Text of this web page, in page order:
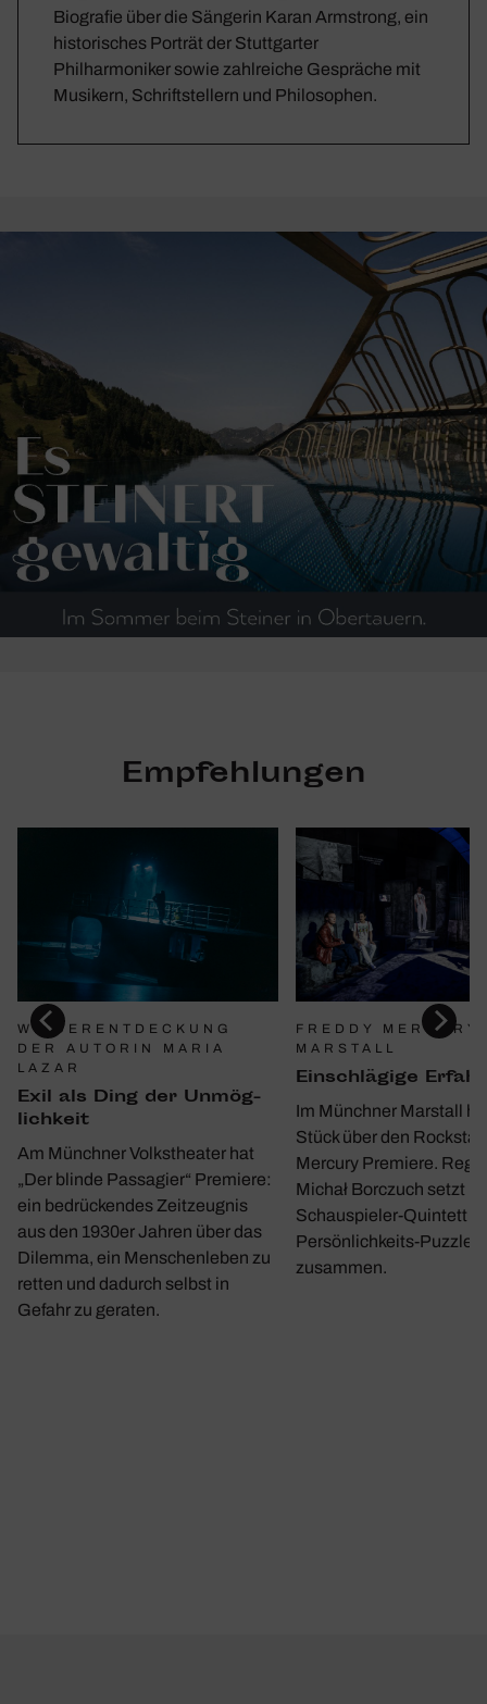
Biografie über die Sängerin Karan Armstrong, ein
historisches Porträt der Stuttgarter
Philharmoniker sowie zahlreiche Gespräche mit
Musikern, Schriftstellern und Philosophen.
Empfehlungen
WIEDERENTDECKUNG
DER AUTORIN MARIA
LAZAR
Exil als Ding der Unmög­
lich­keit
Am Münchner Volkstheater hat
„Der blinde Passagier“ Premiere:
ein bedrückendes Zeitzeugnis
aus den 1930er Jahren über das
Dilemma, ein Menschenleben zu
retten und dadurch selbst in
Gefahr zu geraten.
FREDDY MERCURY
MARSTALL
Einschlä­gige
Im Münchner Marstall
Stück über den Rockstar
Mercury Premiere.
Michał Borczuch setzt
Schauspieler-Quintett
Persönlichkeits-Puzzle
zusammen.